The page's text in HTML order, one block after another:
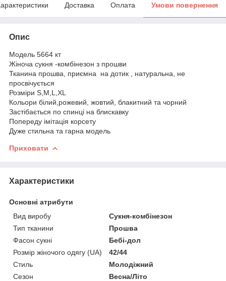
Доставка Оплата Умови повернення
Опис
Модель 5664 кт
Жіноча сукня -комбінезон з прошви
Тканина прошва, приємна на дотик , натуральна, не
просвічується
Розміри S,M,L,XL
Кольори білий,рожевий, жовтий, блакитний та чорний
Застібається по спинці на блискавку
Попереду імітація корсету
Дуже стильна та гарна модель
Приховати
Характеристики
Основні атрибути
Вид виробу
Сукня-комбінезон
Тип тканини
Прошва
Фасон сукні
Бебі-дол
Розмір жіночого одягу (UA)
42/44
Стиль
Молодіжний
Сезон
Весна/Літо